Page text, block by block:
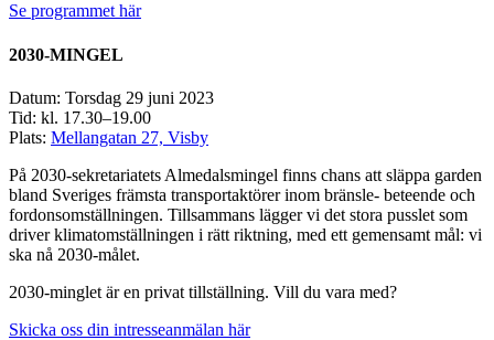
Se programmet här
2030-MINGEL
Datum: Torsdag 29 juni 2023
Tid: kl. 17.30–19.00
Plats: Mellangatan 27, Visby
På 2030-sekretariatets Almedalsmingel finns chans att släppa garden
bland Sveriges främsta transportaktörer inom bränsle- beteende och
fordonsomställningen. Tillsammans lägger vi det stora pusslet som
driver klimatomställningen i rätt riktning, med ett gemensamt mål: vi
ska nå 2030-målet.
2030-minglet är en privat tillställning. Vill du vara med?
Skicka oss din intresseanmälan här